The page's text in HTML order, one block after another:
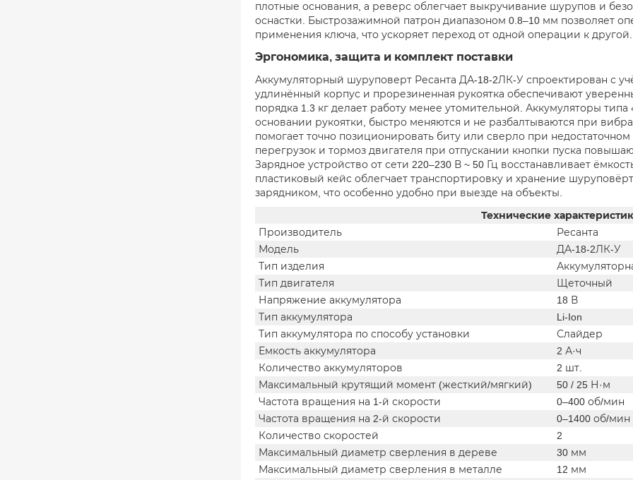
плотные основания, а реверс облегчает выкручивание шурупов и
оснастки. Быстрозажимной патрон диапазоном 0.8–10 мм позволяет
применения ключа, что ускоряет переход от одной операции к другой.
Эргономика, защита и комплект поставки
Аккумуляторный шуруповерт Ресанта ДА-18-2ЛК-У спроектирован с
удлинённый корпус и прорезиненная рукоятка обеспечивают
порядка 1.3 кг делает работу менее утомительной. Аккумуляторы
основании рукоятки, быстро меняются и не разбалтываются при
помогает точно позиционировать биту или сверло при
перегрузок и тормоз двигателя при отпускании кнопки пуска
Зарядное устройство от сети 220–230 В ~ 50 Гц восстанавливает
пластиковый кейс облегчает транспортировку и хранение
зарядником, что особенно удобно при выезде на объекты.
Технические
Производитель
Ресанта
Модель
ДА-18-2ЛК-У
Тип изделия
Тип двигателя
Щеточный
Напряжение аккумулятора
18 В
Тип аккумулятора
Li-Ion
Тип аккумулятора по способу установки
Слайдер
Емкость аккумулятора
2 А·ч
Количество аккумуляторов
2 шт.
Максимальный крутящий момент (жесткий/мягкий)
50 / 25 Н·м
Частота вращения на 1-й скорости
0–400 об/мин
Частота вращения на 2-й скорости
0–1400 об/мин
Количество скоростей
2
Максимальный диаметр сверления в дереве
30 мм
Максимальный диаметр сверления в металле
12 мм